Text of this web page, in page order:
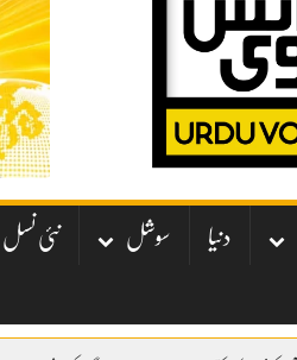
دنیا سوشل نئی نسل